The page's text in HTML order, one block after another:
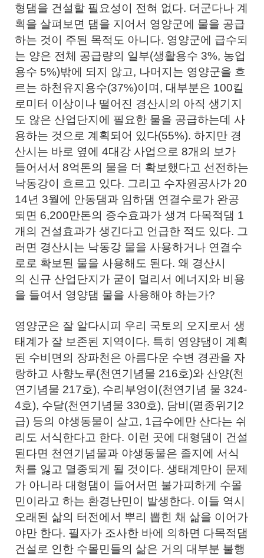
형댐을 건설할 필요성이 전혀 없다. 더군다나 계
획을 살펴보면 댐을 지어서 영양군에 물을 공급
하는 것이 주된 목적도 아니다. 영양군에 급수되
는 양은 전체 공급량의 일부(생활용수 3%, 농업
용수 5%)밖에 되지 않고, 나머지는 영양군을 흐
르는 하천유지용수(37%)이며, 대부분은 100킬
로미터 이상이나 떨어진 경산시의 아직 생기지
도 않은 산업단지에 필요한 물을 공급하는데 사
용하는 것으로 계획되어 있다(55%). 하지만 경
산시는 바로 옆에 4대강 사업으로 8개의 보가
들어서서 8억톤의 물을 더 확보했다고 선전하는
낙동강이 흐르고 있다. 그리고 수자원공사가 20
14년 3월에 안동댐과 임하댐 연결수로가 완공
되면 6,200만톤의 증수효과가 생겨 다목적댐 1
개의 건설효과가 생긴다고 언급한 적도 있다. 그
러면 경산시는 낙동강 물을 사용하거나 연결수
로로 확보된 물을 사용해도 된다. 왜 경산시
의 신규 산업단지가 굳이 멀리서 에너지와 비용
을 들여서 영양댐 물을 사용해야 하는가?
영양군은 잘 알다시피 우리 국토의 오지로서 생
태계가 잘 보존된 지역이다. 특히 영양댐이 계획
된 수비면의 장파천은 아름다운 수변 경관을 자
랑하고 사향노루(천연기념물 216호)와 산양(천
연기념물 217호), 수리부엉이(천연기념 물 324-
4호), 수달(천연기념물 330호), 담비(멸종위기2
급) 등의 야생동물이 살고, 1급수에만 산다는 쉬
리도 서식한다고 한다. 이런 곳에 대형댐이 건설
된다면 천연기념물과 야생동물은 졸지에 서식
처를 잃고 멸종되게 될 것이다. 생태계만이 문제
가 아니라 대형댐이 들어서면 불가피하게 수몰
민이라고 하는 환경난민이 발생한다. 이들 역시
오래된 삶의 터전에서 뿌리 뽑힌 채 삶을 이어가
야만 한다. 필자가 조사한 바에 의하면 다목적댐
건설로 인한 수몰민들의 삶은 거의 대부분 불행